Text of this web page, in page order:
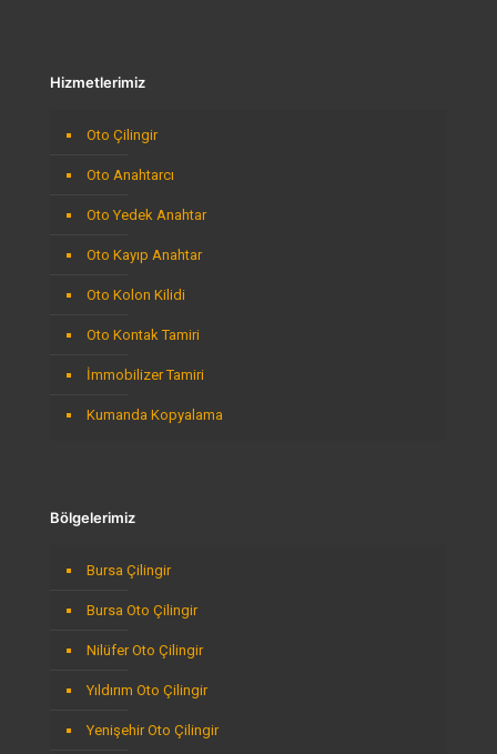
Hizmetlerimiz
Oto Çilingir
Oto Anahtarcı
Oto Yedek Anahtar
Oto Kayıp Anahtar
Oto Kolon Kilidi
Oto Kontak Tamiri
İmmobilizer Tamiri
Kumanda Kopyalama
Bölgelerimiz
Bursa Çilingir
Bursa Oto Çilingir
Nilüfer Oto Çilingir
Yıldırım Oto Çilingir
Yenişehir Oto Çilingir